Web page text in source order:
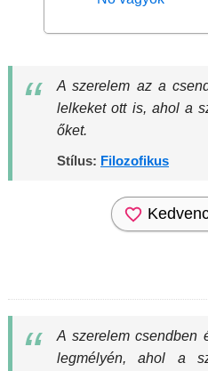
A szerelem az a
lelkeket ott is, ahol a
őket.
Stílus: Filozofikus
A szerelem csendben
legmélyén, ahol a